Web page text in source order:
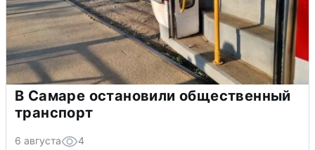
В Самаре остановили общественный
транспорт
6 августа 4